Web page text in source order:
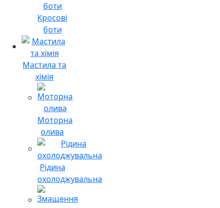
Кросові
боти
Мастила та
хімія
Моторна
олива
Рідина
охолоджувальна